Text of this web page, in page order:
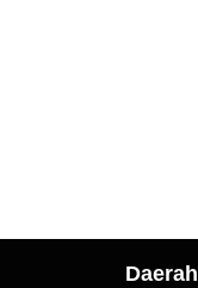
Daerah